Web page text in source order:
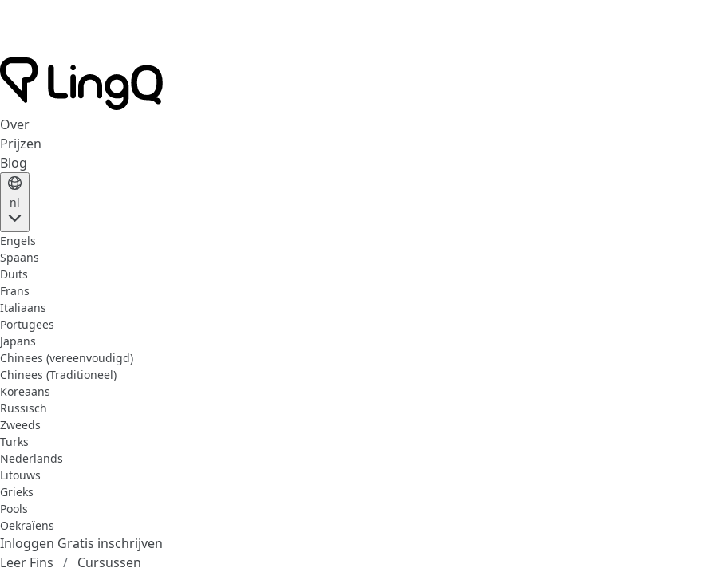
Over
Prijzen
Blog
nl
Engels
Spaans
Duits
Frans
Italiaans
Portugees
Japans
Chinees (vereenvoudigd)
Chinees (Traditioneel)
Koreaans
Russisch
Zweeds
Turks
Nederlands
Litouws
Grieks
Pools
Oekraïens
Inloggen Gratis inschrijven
Leer Fins
Cursussen